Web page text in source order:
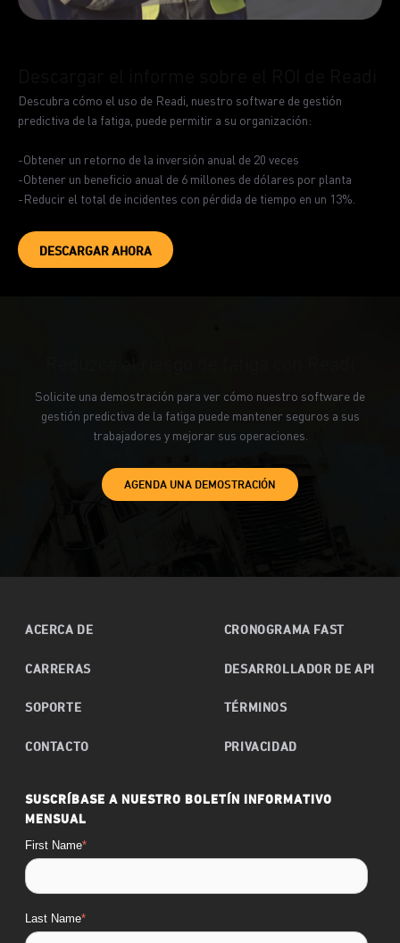
Descubra cómo el uso de Readi, nuestro software de gestión
predictiva de la fatiga, puede permitir a su organización:
-Obtener un retorno de la inversión anual de 20 veces
-Obtener un beneficio anual de 6 millones de dólares por planta
-Reducir el total de incidentes con pérdida de tiempo en un 13%.
DESCARGAR AHORA
Solicite una demostración para ver cómo nuestro software de
gestión predictiva de la fatiga puede mantener seguros a sus
trabajadores y mejorar sus operaciones.
AGENDA UNA DEMOSTRACIÓN
ACERCA DE
CARRERAS
SOPORTE
CONTACTO
CRONOGRAMA FAST
DESARROLLADOR DE API
TÉRMINOS
PRIVACIDAD
SUSCRÍBASE A NUESTRO BOLETÍN INFORMATIVO
MENSUAL
First Name*
Last Name*